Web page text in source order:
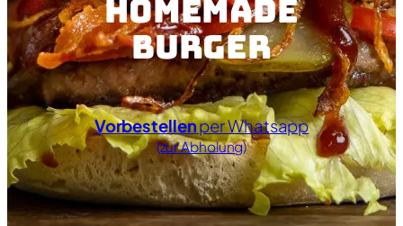
Homemade
Burger
Vorbestellenper Whatsapp
(zur Abholung)